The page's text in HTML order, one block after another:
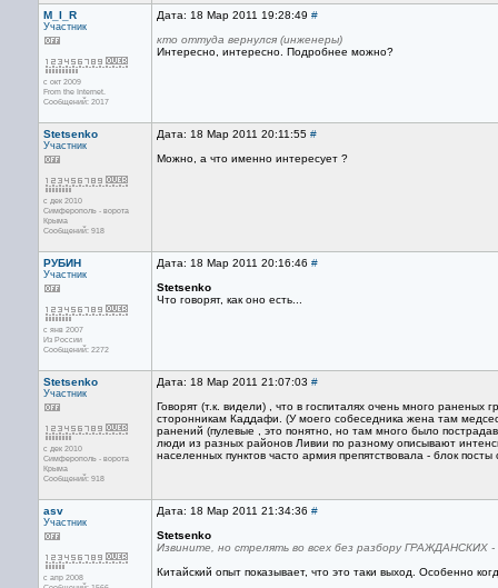
M_I_R
Участник
с окт 2009
From the Internet.
Сообщений: 2017
Дата: 18 Мар 2011 19:28:49 #
кто оттуда вернулся (инженеры)
Интересно, интересно. Подробнее можно?
Stetsenko
Участник
с дек 2010
Симферополь - ворота
Крыма
Сообщений: 918
Дата: 18 Мар 2011 20:11:55 #
Можно, а что именно интересует ?
РУБИН
Участник
с янв 2007
Из России
Сообщений: 2272
Дата: 18 Мар 2011 20:16:46 #
Stetsenko
Что говорят, как оно есть...
Stetsenko
Участник
с дек 2010
Симферополь - ворота
Крыма
Сообщений: 918
Дата: 18 Мар 2011 21:07:03 #
Говорят (т.к. видели) , что в госпиталях очень много
сторонникам Каддафи. (У моего собеседника жена там
ранений (пулевые , это понятно, но там много было
люди из разных районов Ливии по разному описывают
населенных пунктов часто армия препятствовала - блок
asv
Участник
с апр 2008
Дата: 18 Мар 2011 21:34:36 #
Stetsenko
Извините, но стрелять во всех без разбору ГРАЖДАНСКИХ -
Китайский опыт показывает, что это таки выход. Особенно